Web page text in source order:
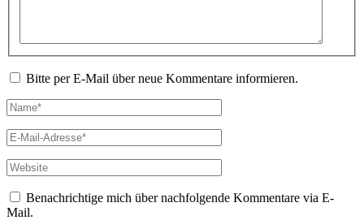
Bitte per E-Mail über neue Kommentare informieren.
Name*
E-
Mail-
Adresse*
Website
Benachrichtige mich über nachfolgende Kommentare via E-
Mail.